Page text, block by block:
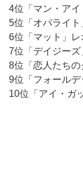
4位「マン・ア
5位「オパライト
6位「マット」
7位「デイジー
8位「恋人たち
9位「フォール
10位「アイ・ガ